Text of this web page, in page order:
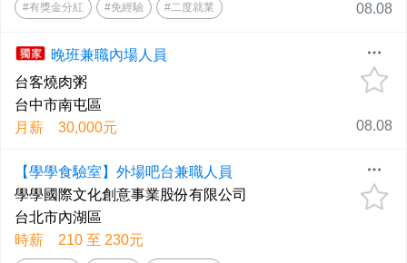
#有獎金分紅 #免經驗 #二度就業 08.08
晚班兼職內場人員
台客燒肉粥
台中市南屯區
月薪 30,000元
08.08
【學學食驗室】外場吧台兼職人員
學學國際文化創意事業股份有限公司
台北市內湖區
時薪 210 至 230元